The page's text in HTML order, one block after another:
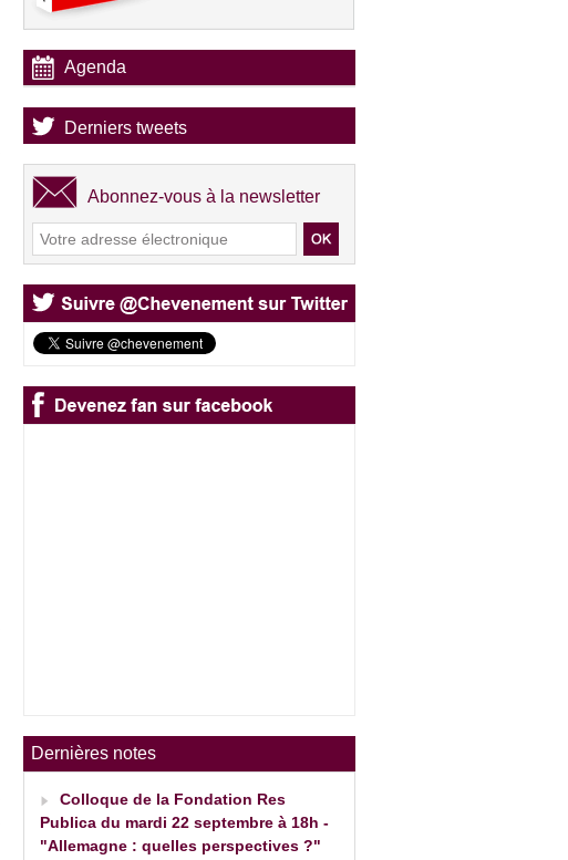
Agenda
Derniers tweets
Abonnez-vous à la newsletter
Dernières notes
Colloque de la Fondation Res
Publica du mardi 22 septembre à 18h -
"Allemagne : quelles perspectives ?"